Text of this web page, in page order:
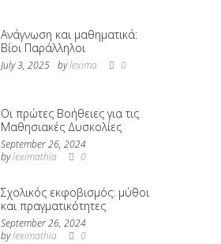
Ανάγνωση και μαθηματικά:
Βίοι Παράλληλοι
July 3, 2025 bylexima 0
Οι πρώτες Βοήθειες για τις
Μαθησιακές Δυσκολίες
September 26, 2024
byleximathia 0
Σχολικός εκφοβισμός: μύθοι
και πραγματικότητες
September 26, 2024
byleximathia 0